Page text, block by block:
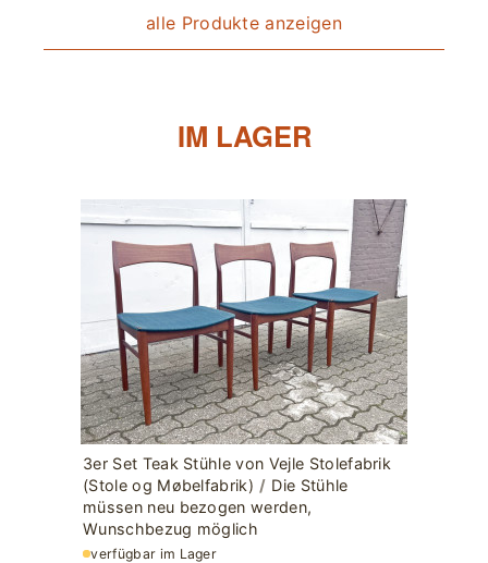
alle Produkte anzeigen
IM LAGER
3er Set Teak Stühle von Vejle Stolefabrik
(Stole og Møbelfabrik) / Die Stühle
müssen neu bezogen werden,
Wunschbezug möglich
verfügbar im Lager